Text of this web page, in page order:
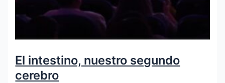
El intestino, nuestro segundo
cerebro